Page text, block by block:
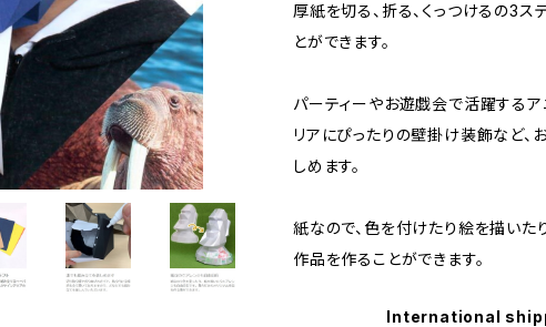
厚紙を切る、折る、くっつけるの3
とができます。
パーティーやお遊戯会で活躍するア
リアにぴったりの壁掛け装飾など
しめます。
紙なので、色を付けたり絵を描いた
作品を作ることができます。
International